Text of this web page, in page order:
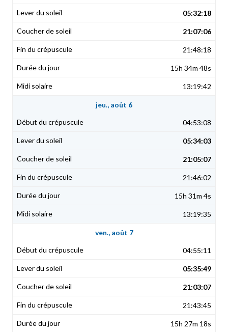
05:32:18
21:07:06
21:48:18
15h 34m 48s
13:19:42
jeu., août 6
04:53:08
05:34:03
21:05:07
21:46:02
15h 31m 4s
13:19:35
ven., août 7
04:55:11
05:35:49
21:03:07
21:43:45
15h 27m 18s